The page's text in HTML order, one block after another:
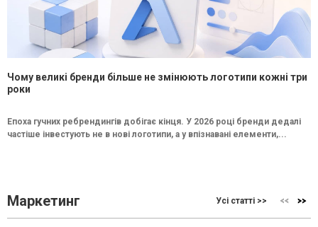
Чому великі бренди більше не змінюють логотипи кожні три
роки
Епоха гучних ребрендингів добігає кінця. У 2026 році бренди дедалі
частіше інвестують не в нові логотипи, а у впізнавані елементи,...
Маркетинг Усі статті >>